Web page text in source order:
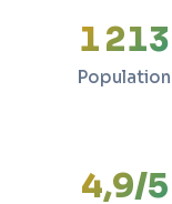
1 213
Population
4,9/5